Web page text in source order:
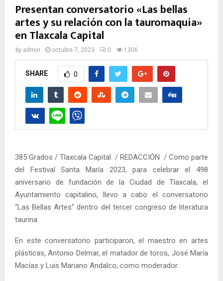
Presentan conversatorio «Las bellas
artes y su relación con la tauromaquia»
en Tlaxcala Capital
by admin octubre 7, 2023 0 1306
SHARE 0
385 Grados / Tlaxcala Capital / REDACCIÓN / Como parte
del Festival Santa María 2023, para celebrar el 498
aniversario de fundación de la Ciudad de Tlaxcala, el
Ayuntamiento capitalino, llevo a cabo el conversatorio
“Las Bellas Artes” dentro del tercer congreso de literatura
taurina.
En este conversatorio participaron, el maestro en artes
plásticas, Antonio Delmar, el matador de toros, José María
Macías y Luis Mariano Andalco, como moderador.